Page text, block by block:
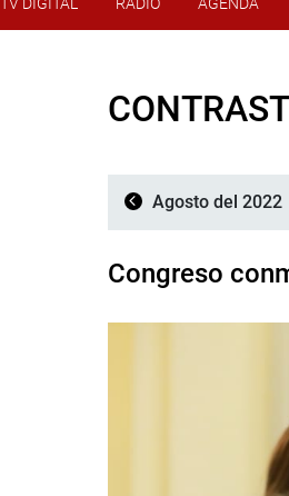
Agosto del 2022
Congreso